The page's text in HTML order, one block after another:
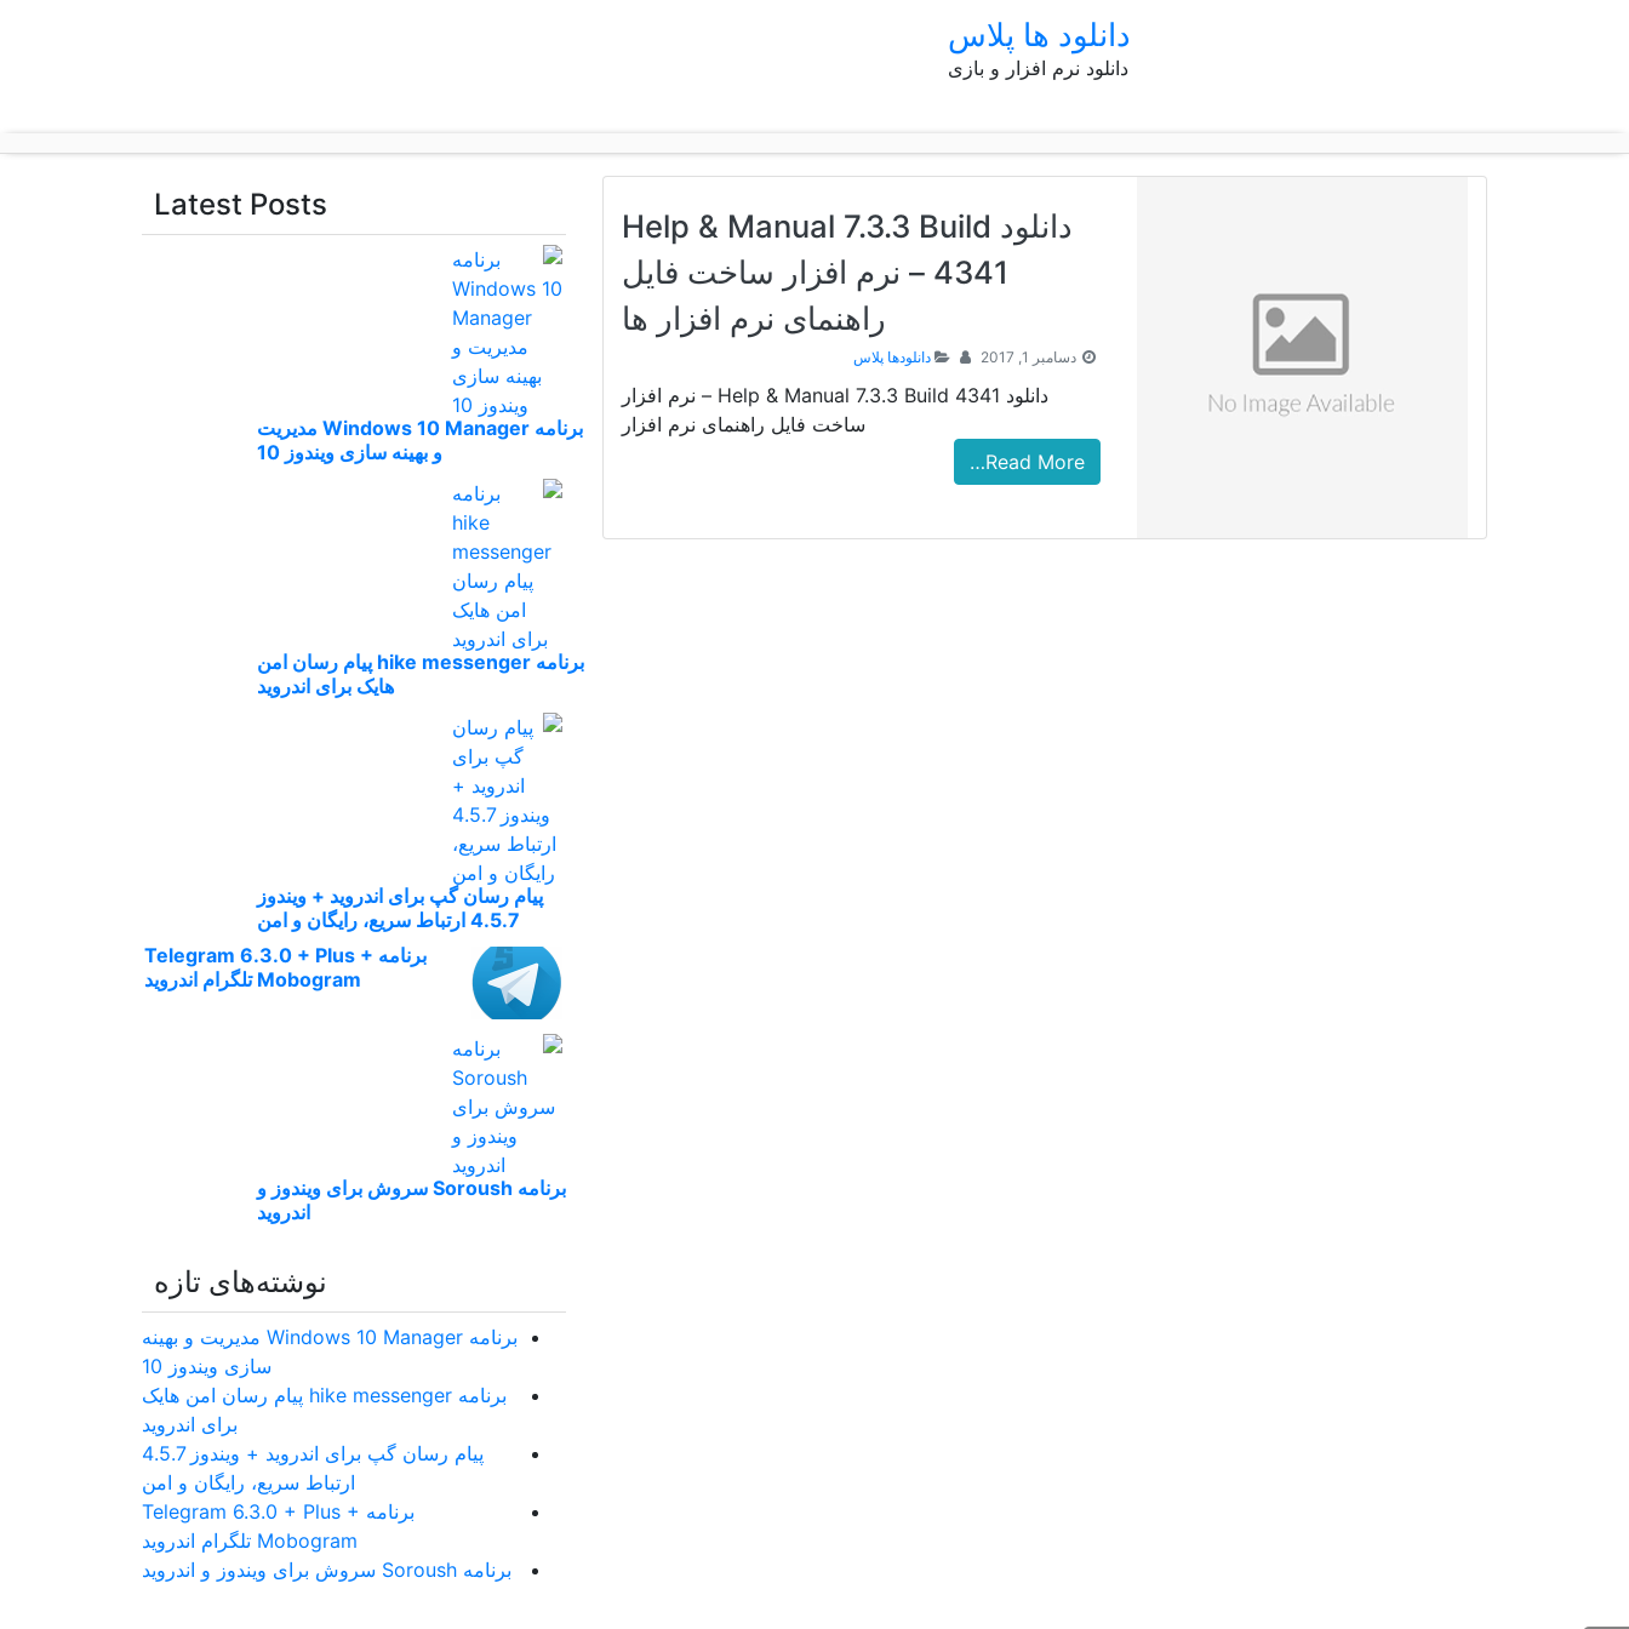
دانلود ها پلاس
دانلود نرم افزار و بازی
دانلود Help & Manual 7.3.3 Build
4341 – نرم افزار ساخت فایل
راهنمای نرم افزار ها
دسامبر 1, 2017 دانلودها پلاس
دانلود Help & Manual 7.3.3 Build 4341 – نرم افزار
ساخت فایل راهنمای نرم افزار
Read More…
Latest Posts
برنامه Windows 10 Manager مدیریت
و بهینه سازی ویندوز 10
برنامه hike messenger پیام‌ رسان‌ امن
هایک برای اندروید
پیام رسان گپ برای اندروید + ویندوز
4.5.7 ارتباط سریع، رایگان و امن
برنامه Telegram 6.3.0 + Plus +
Mobogram تلگرام اندروید
برنامه Soroush سروش برای ویندوز و
اندروید
نوشته‌های تازه
برنامه Windows 10 Manager مدیریت و بهینه
سازی ویندوز 10
برنامه hike messenger پیام‌ رسان‌ امن هایک
برای اندروید
پیام رسان گپ برای اندروید + ویندوز 4.5.7
ارتباط سریع، رایگان و امن
برنامه Telegram 6.3.0 + Plus +
Mobogram تلگرام اندروید
برنامه Soroush سروش برای ویندوز و اندروید